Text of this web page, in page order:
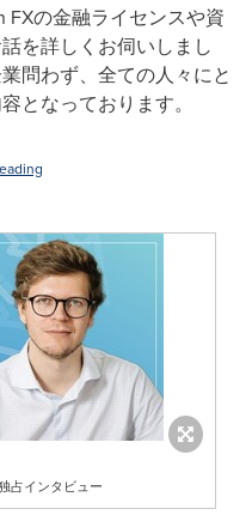
の金融ライセンスや資
を詳しくお伺いしまし
問わず、全ての人々にと
となっております。
占インタビュー